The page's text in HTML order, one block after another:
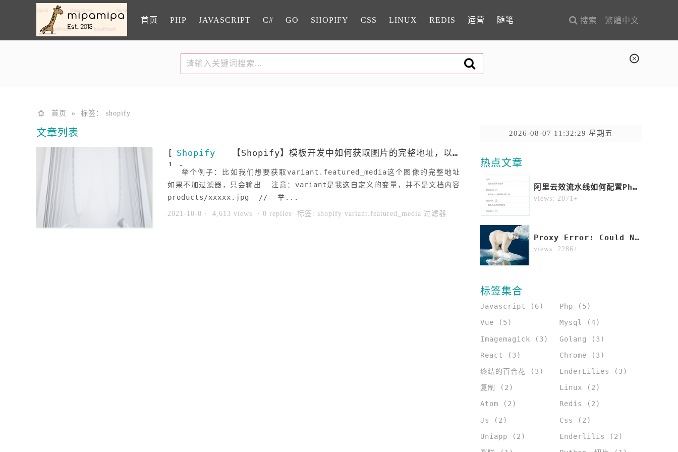
首页 PHP JAVASCRIPT C# GO SHOPIFY CSS LINUX REDIS 运营 随笔 搜索 繁體中文
首页 » 标签： shopify
文章列表
[ Shopify
] -
【shopify】模板开发中如何获取图片的完整地址，以variant.featured_media举例
举个例子：比如我们想要获取variant.featured_media这个图像的完整地址
如果不加过滤器，只会输出 注意：variant是我这自定义的变量，并不是文档内容
products/xxxxx.jpg // 举...
2021-10-8 · 4,613 views · 0 replies · 标签: shopify variant.featured_media 过滤器
2026-08-07 11:32:29 星期五
热点文章
1
阿里云效流水线如何配置php项目直接部署到ecs？
views: 2871+
2
Proxy Error: Could Not Proxy Request Xxx From Localhost:8000 To Http://localhost:8090/ (ECONNREFUSED).
views: 2286+
标签集合
Javascript (6) Php (5)
Vue (5) Mysql (4)
Imagemagick (3) Golang (3)
React (3) Chrome (3)
终结的百合花 (3) EnderLilies (3)
复制 (2) Linux (2)
Atom (2) Redis (2)
Js (2) Css (2)
Uniapp (2) Enderlilis (2)